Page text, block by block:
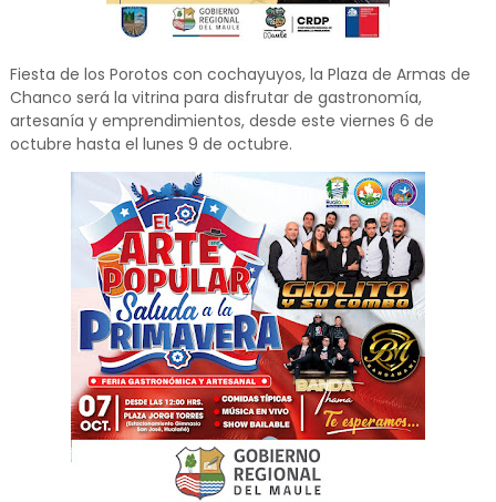
Fiesta de los Porotos con cochayuyos, la Plaza de Armas de
Chanco será la vitrina para disfrutar de gastronomía,
artesanía y emprendimientos, desde este viernes 6 de
octubre hasta el lunes 9 de octubre.